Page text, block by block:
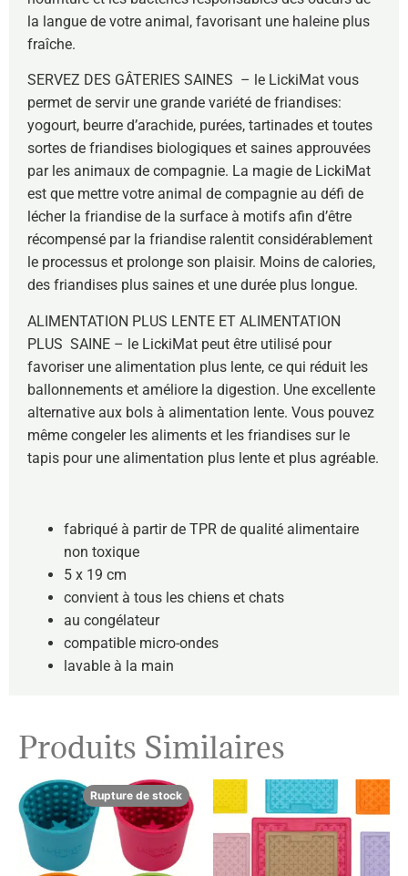
la langue de votre animal, favorisant une haleine plus
fraîche.
SERVEZ DES GÂTERIES SAINES – le LickiMat vous
permet de servir une grande variété de friandises:
yogourt, beurre d’arachide, purées, tartinades et toutes
sortes de friandises biologiques et saines approuvées
par les animaux de compagnie. La magie de LickiMat
est que mettre votre animal de compagnie au défi de
lécher la friandise de la surface à motifs afin d’être
récompensé par la friandise ralentit considérablement
le processus et prolonge son plaisir. Moins de calories,
des friandises plus saines et une durée plus longue.
ALIMENTATION PLUS LENTE ET ALIMENTATION
PLUS SAINE – le LickiMat peut être utilisé pour
favoriser une alimentation plus lente, ce qui réduit les
ballonnements et améliore la digestion. Une excellente
alternative aux bols à alimentation lente. Vous pouvez
même congeler les aliments et les friandises sur le
tapis pour une alimentation plus lente et plus agréable.
fabriqué à partir de TPR de qualité alimentaire
non toxique
5 x 19 cm
convient à tous les chiens et chats
au congélateur
compatible micro-ondes
lavable à la main
Produits Similaires
Rupture de stock